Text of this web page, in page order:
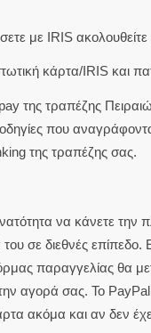
με IRIS
κάρτα/IRIS και
της τραπέζης
που
της τραπέζης σας.
να κάνετε
σε διεθνές
παραγγελίας θα
αγορά σας. Το
ακόμα και αν δεν